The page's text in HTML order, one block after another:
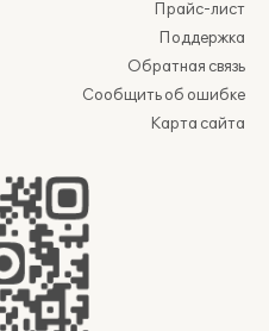
Прайс-лист
Поддержка
Обратная связь
Сообщить об ошибке
Карта сайта